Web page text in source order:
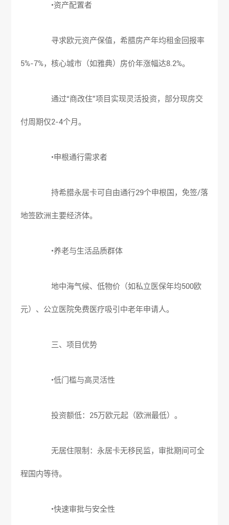
•资产配置者
寻求欧元资产保值， 希腊房产年均租金回报率
5%-7%，核心城市（如雅典）房价年涨幅达8.2%。
通过“商改住”项目实现灵活投资，部分现房交
付周期仅2-4个月。
•申根通行需求者
持希腊永居卡可自由通行29个申根国，免签/落
地签欧洲主要经济体。
•养老与生活品质群体
地中海气候、低物价（如私立医保年均500欧
元）、公立医院免费医疗吸引中老年申请人。
三、项目优势
•低门槛与高灵活性
投资额低：25万欧元起（欧洲最低）。
无居住限制：永居卡无移民监，审批期间可全
程国内等待。
•快速审批与安全性